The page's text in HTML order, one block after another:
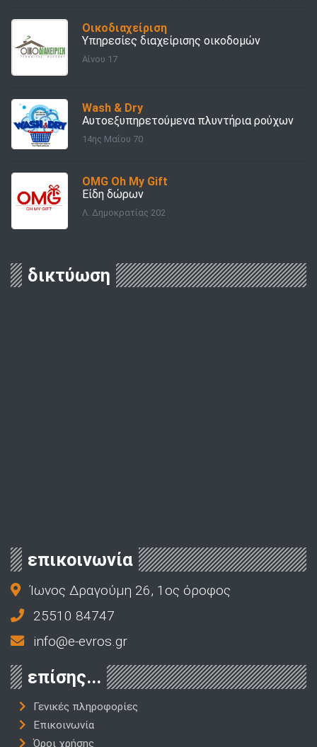
Οικοδιαχείριση
Υπηρεσίες διαχείρισης οικοδομών
Αίνου 17
Wash & Dry
Αυτοεξυπηρετούμενα πλυντήρια ρούχων
14ης Μαΐου 70
OMG Oh My Gift
Είδη δώρων
Λ. Δημοκρατίας 202
δικτύωση
επικοινωνία
Ίωνος Δραγούμη 26, 1ος όροφος
25510 84747
info@e-evros.gr
επίσης...
Γενικές πληροφορίες
Επικοινωνία
Όροι χρήσης